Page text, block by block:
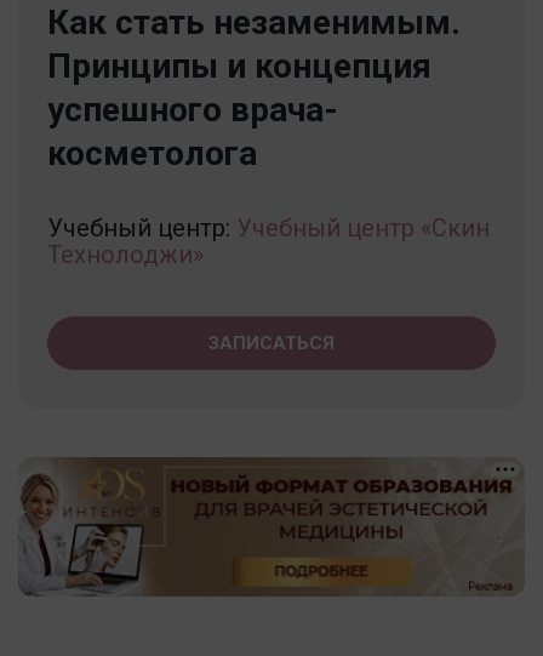
Как стать незаменимым.
Принципы и концепция
успешного врача-
косметолога
Учебный центр: Учебный центр «Скин
Технолоджи»
ЗАПИСАТЬСЯ